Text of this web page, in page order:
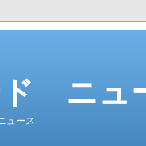
ド ニュ
ュース